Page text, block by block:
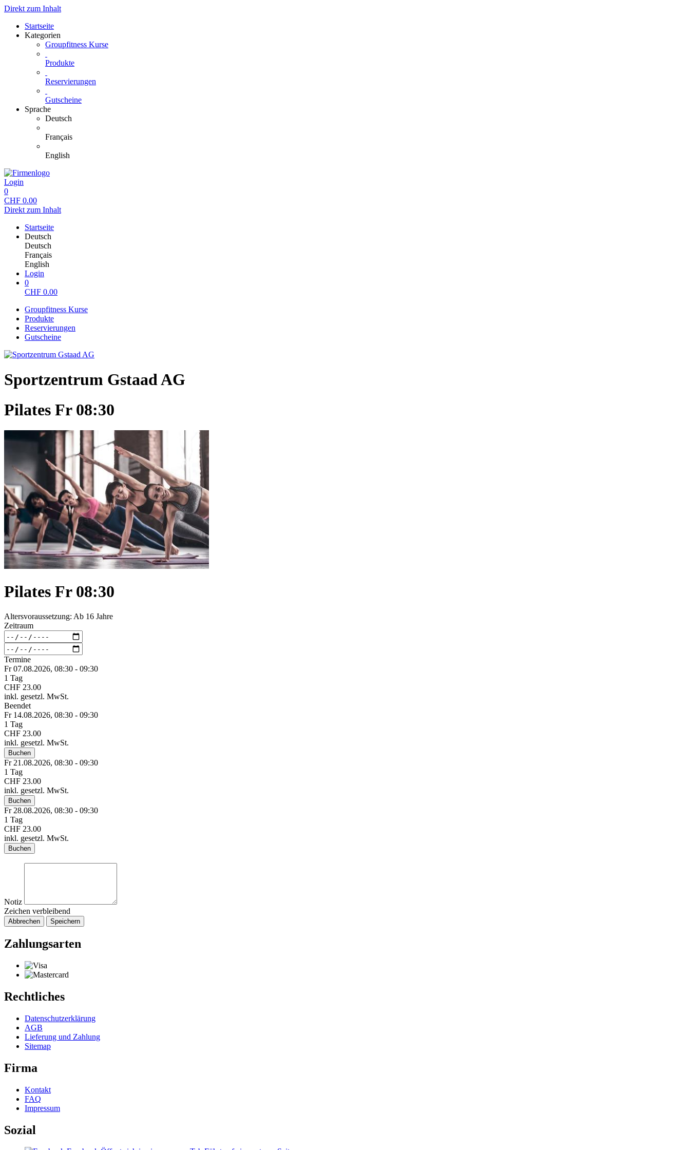
Direkt zum Inhalt
Startseite
Kategorien
Groupfitness Kurse
Produkte
Reservierungen
Gutscheine
Sprache
Deutsch
Français
English
Login
0
CHF 0.00
Direkt zum Inhalt
Startseite
Deutsch
Deutsch
Français
English
Login
0
CHF 0.00
Groupfitness Kurse
Produkte
Reservierungen
Gutscheine
Sportzentrum Gstaad AG
Pilates Fr 08:30
Pilates Fr 08:30
Altersvoraussetzung: Ab 16 Jahre
Zeitraum
Termine
Fr 07.08.2026, 08:30 - 09:30
1 Tag
CHF 23.00
inkl. gesetzl. MwSt.
Beendet
Fr 14.08.2026, 08:30 - 09:30
1 Tag
CHF 23.00
inkl. gesetzl. MwSt.
Buchen
Fr 21.08.2026, 08:30 - 09:30
1 Tag
CHF 23.00
inkl. gesetzl. MwSt.
Buchen
Fr 28.08.2026, 08:30 - 09:30
1 Tag
CHF 23.00
inkl. gesetzl. MwSt.
Buchen
Notiz
Zeichen verbleibend
Abbrechen Speichern
Zahlungsarten
Rechtliches
Datenschutzerklärung
AGB
Lieferung und Zahlung
Sitemap
Firma
Kontakt
FAQ
Impressum
Sozial